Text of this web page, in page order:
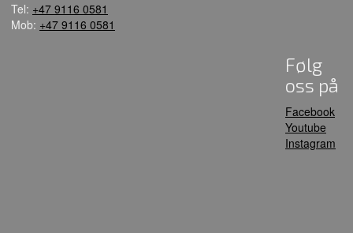
Tel: +47 9116 0581
Mob: +47 9116 0581
Følg
oss på
Facebook
Youtube
Instagram